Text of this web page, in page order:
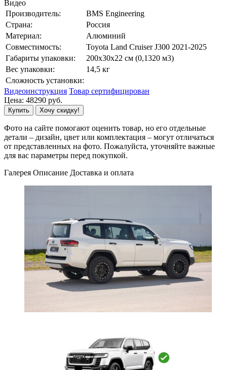
Видео
Производитель:
BMS Engineering
Страна:
Россия
Материал:
Алюминий
Совместимость:
Toyota Land Cruiser J300 2021-2025
Габариты упаковки:
200x30x22 см (0,1320 м3)
Вес упаковки:
14,5 кг
Сложность установки:
Видеоинструкция Товар сертифицирован
Цена: 48290 руб.
Купить Хочу скидку!
Фото на сайте помогают оценить товар, но его отдельные
детали – дизайн, цвет или комплектация – могут отличаться
от представленных на фото. Пожалуйста, уточняйте важные
для вас параметры перед покупкой.
Галерея Описание Доставка и оплата